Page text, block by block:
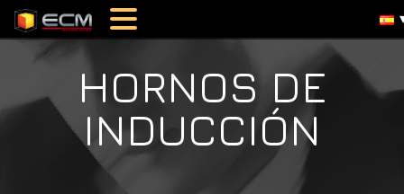
HORNOS DE
INDUCCIÓN